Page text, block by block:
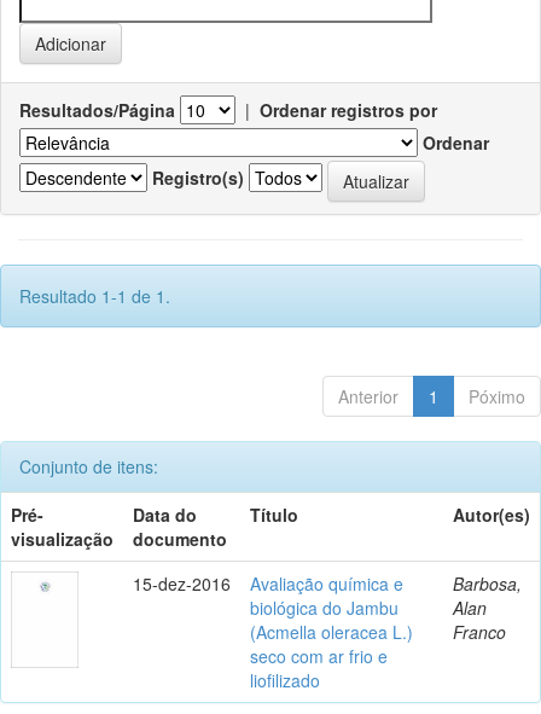
Resultados/Página | Ordenar registros por
Ordenar
Registro(s)
Resultado 1-1 de 1.
Anterior 1 Póximo
Conjunto de itens:
Pré-
visualização
Data do
documento
Título Autor(es)
15-dez-2016
Avaliação química e
biológica do Jambu
(Acmella oleracea L.)
seco com ar frio e
liofilizado
Barbosa,
Alan
Franco